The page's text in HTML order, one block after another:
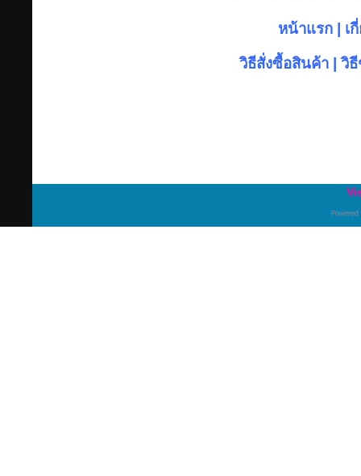
หน้าแรก| เ
วิธีสั่งซื้อสินค้า|วิธี